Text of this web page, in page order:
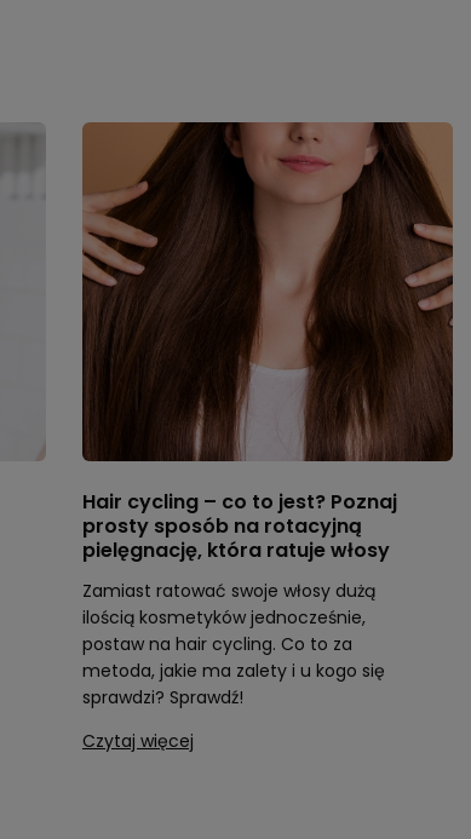
Hair cycling – co to jest? Poznaj
prosty sposób na rotacyjną
pielęgnację, która ratuje włosy
Zamiast ratować swoje włosy dużą
ilością kosmetyków jednocześnie,
postaw na hair cycling. Co to za
metoda, jakie ma zalety i u kogo się
sprawdzi? Sprawdź!
Czytaj więcej